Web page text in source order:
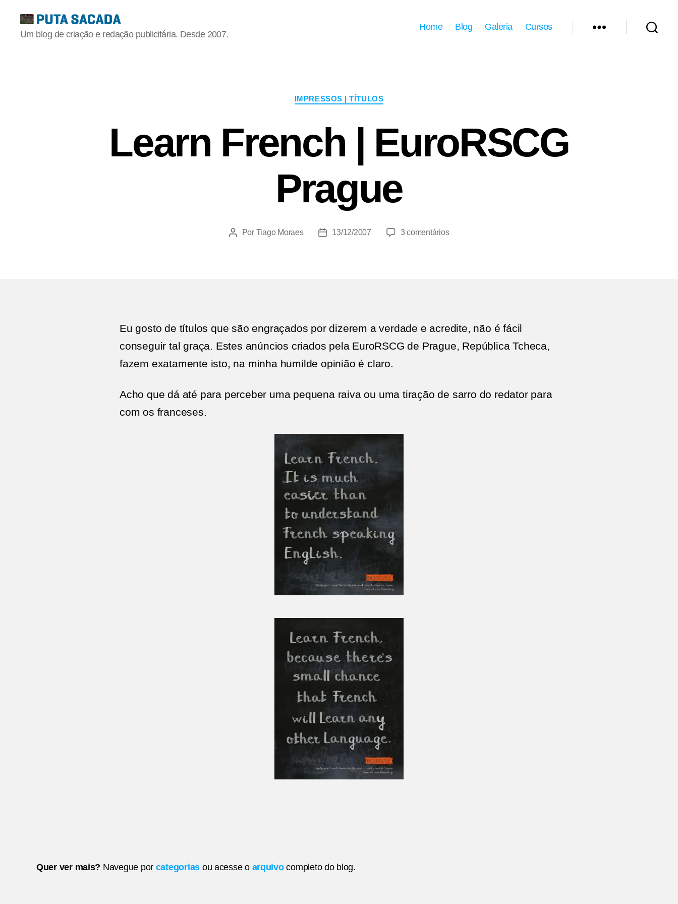
Putasacada
Um blog de criação e redação publicitária. Desde 2007.
Home Blog Galeria Cursos
Categorias
IMPRESSOS | TÍTULOS
Learn French | EuroRSCG
Prague
Autor
Por Tiago Moraes
Data13/12/2007 3 comentáriosem
Eu gosto de títulos que são engraçados por dizerem a verdade e acredite, não é fácil
conseguir tal graça. Estes anúncios criados pela EuroRSCG de Prague, República Tcheca,
fazem exatamente isto, na minha humilde opinião é claro.
Acho que dá até para perceber uma pequena raiva ou uma tiração de sarro do redator para
com os franceses.
Quer ver mais? Navegue por categorias ou acesse o arquivocompleto do blog.